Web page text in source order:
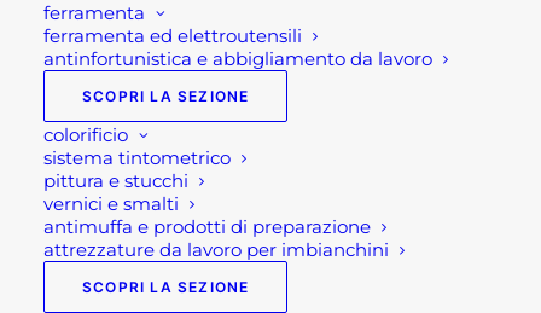
ferramenta
ferramenta ed elettroutensili
antinfortunistica e abbigliamento da lavoro
SCOPRI LA SEZIONE
colorificio
sistema tintometrico
pittura e stucchi
vernici e smalti
antimuffa e prodotti di preparazione
attrezzature da lavoro per imbianchini
SCOPRI LA SEZIONE